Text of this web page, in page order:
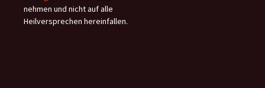
nehmen und nicht auf alle
Heilversprechen hereinfallen.